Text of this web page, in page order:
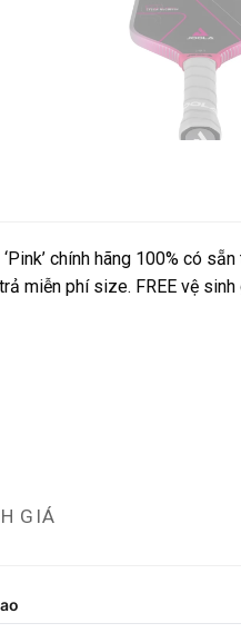
chính hãng 100% có
miễn phí size. FREE vệ
GIÁ